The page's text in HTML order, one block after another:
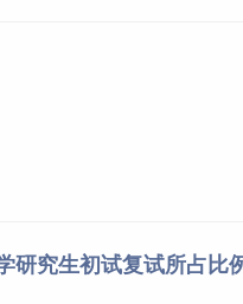
研究生初试复试所占比